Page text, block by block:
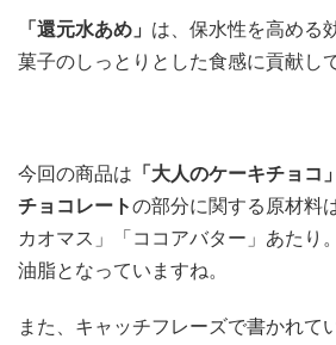
「還元水あめ」 は、保水性を高める
菓子のしっとりとした食感に貢献し
今回の商品は 「大人のケーキチョコ」
チョコレートの部分に関する原材料
カオマス」「ココアバター」あたり
油脂となっていますね。
また、キャッチフレーズで書かれて